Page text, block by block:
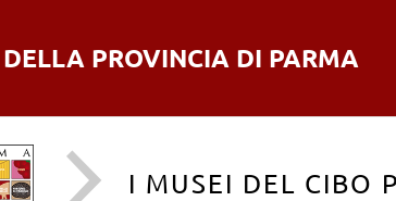
DELLA PROVINCIA DI PARMA
I MUSEI DEL CIBO